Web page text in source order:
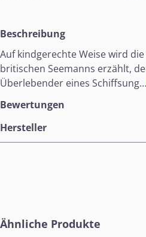
Beschreibung
Auf kindgerechte Weise wird
britischen Seemanns erzählt,
Überlebender eines Schiffsung…
Bewertungen
Hersteller
Produktgalerie überspringen
Ähnliche Produkte